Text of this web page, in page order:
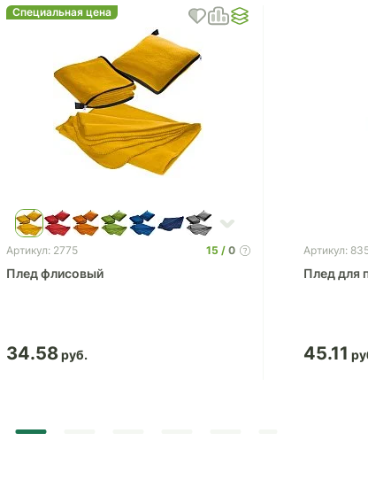
Специальная цена
Артикул: 2775 15 0
Плед флисовый
34.58
Артикул:
Плед для
45.11